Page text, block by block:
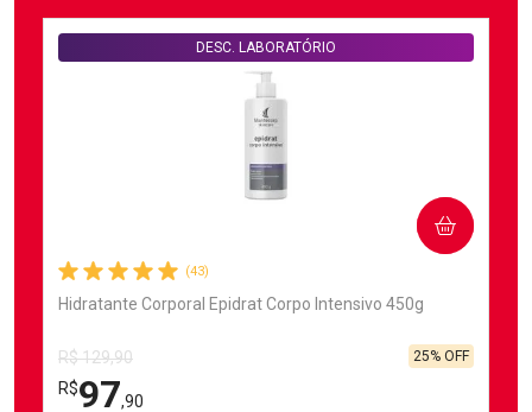
(43)
Hidratante Corporal Epidrat Corpo Intensivo 450g
DESC. LABORATÓRIO
R$ 129,90
R$97,90
25% OFF
COMPRAR